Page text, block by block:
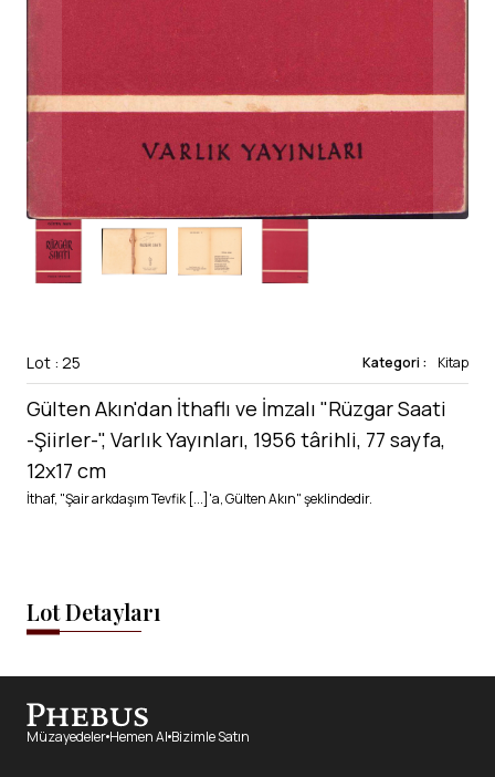
Lot : 25 Kategori : Kitap
Gülten Akın'dan İthaflı ve İmzalı "Rüzgar Saati
-Şiirler-", Varlık Yayınları, 1956 târihli, 77 sayfa,
12x17 cm
İthaf, "Şair arkdaşım Tevfik [...]'a, Gülten Akın" şeklindedir.
Lot Detayları
Müzayedeler Hemen Al Bizimle Satın